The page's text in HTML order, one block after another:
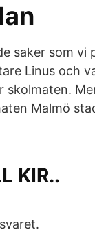
saker som vi
Linus och
skolmaten.
Malmö
KIR..